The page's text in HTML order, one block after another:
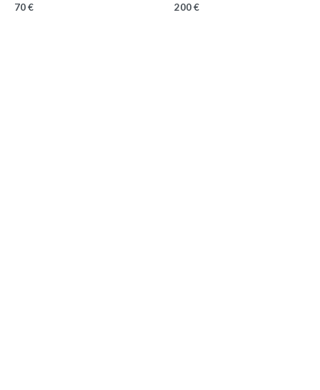
70 € 200 €